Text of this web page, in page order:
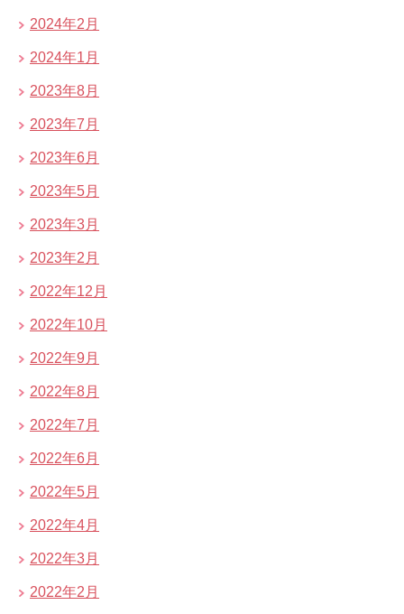
2024年2月
2024年1月
2023年8月
2023年7月
2023年6月
2023年5月
2023年3月
2023年2月
2022年12月
2022年10月
2022年9月
2022年8月
2022年7月
2022年6月
2022年5月
2022年4月
2022年3月
2022年2月